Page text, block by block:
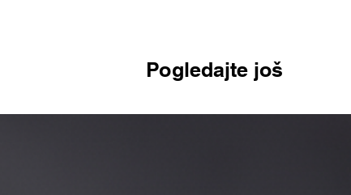
Pogledajte još